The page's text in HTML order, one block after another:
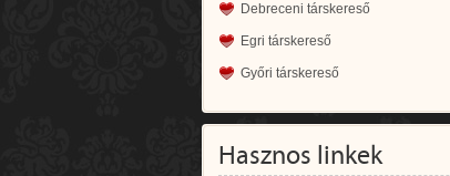
Debreceni társkereső
Egri társkereső
Győri társkereső
Hasznos linkek